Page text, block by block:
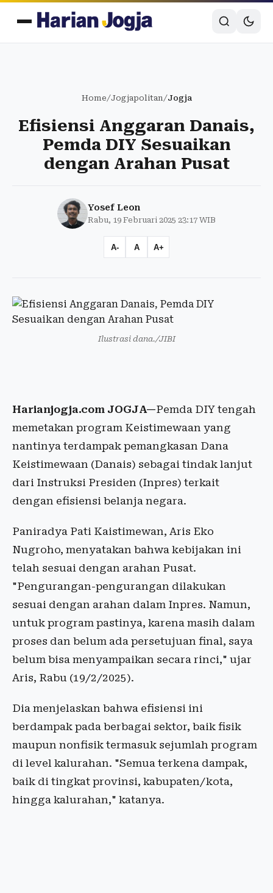
Home/Jogjapolitan/Jogja
Efisiensi Anggaran Danais,
Pemda DIY Sesuaikan
dengan Arahan Pusat
Yosef Leon
Rabu, 19 Februari 2025 23:17 WIB
A- A A+
Ilustrasi dana./JIBI
Harianjogja.com JOGJA—Pemda DIY tengah
memetakan program Keistimewaan yang
nantinya terdampak pemangkasan Dana
Keistimewaan (Danais) sebagai tindak lanjut
dari Instruksi Presiden (Inpres) terkait
dengan efisiensi belanja negara.
Paniradya Pati Kaistimewan, Aris Eko
Nugroho, menyatakan bahwa kebijakan ini
telah sesuai dengan arahan Pusat.
"Pengurangan-pengurangan dilakukan
sesuai dengan arahan dalam Inpres. Namun,
untuk program pastinya, karena masih dalam
proses dan belum ada persetujuan final, saya
belum bisa menyampaikan secara rinci," ujar
Aris, Rabu (19/2/2025).
Dia menjelaskan bahwa efisiensi ini
berdampak pada berbagai sektor, baik fisik
maupun nonfisik termasuk sejumlah program
di level kalurahan. "Semua terkena dampak,
baik di tingkat provinsi, kabupaten/kota,
hingga kalurahan," katanya.